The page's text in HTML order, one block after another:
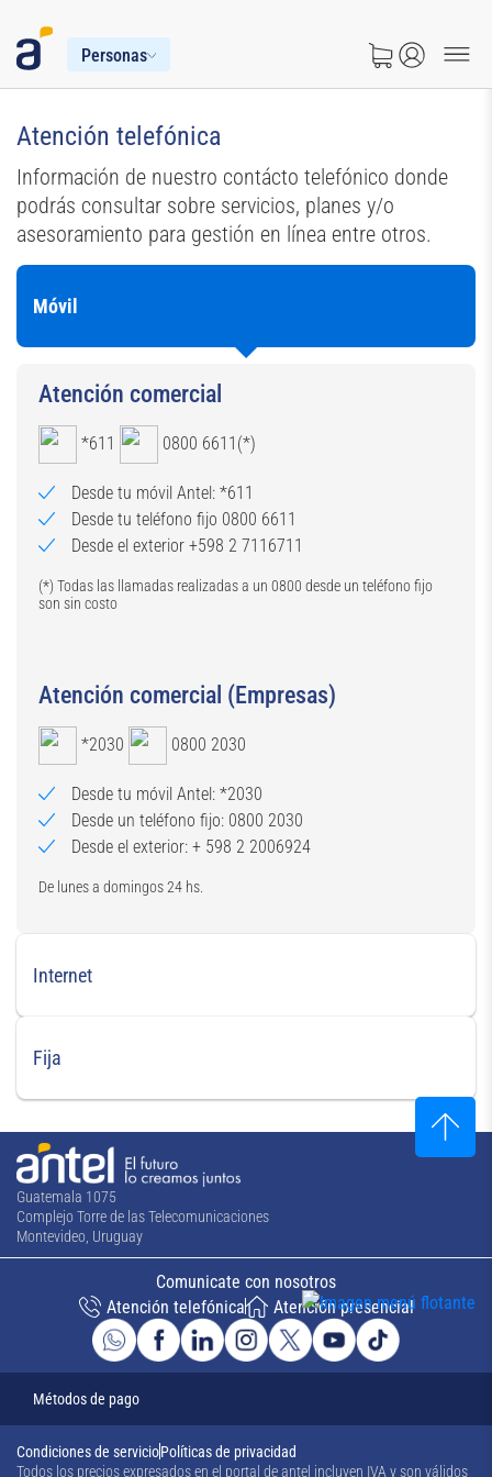
Personas
Atención telefónica
Información de nuestro contácto telefónico donde
podrás consultar sobre servicios, planes y/o
asesoramiento para gestión en línea entre otros.
Móvil
Atención comercial
*611 0800 6611(*)
Desde tu móvil Antel: *611
Desde tu teléfono fijo 0800 6611
Desde el exterior +598 2 7116711
(*) Todas las llamadas realizadas a un 0800 desde un teléfono fijo
son sin costo
Atención comercial (Empresas)
*2030 0800 2030
Desde tu móvil Antel: *2030
Desde un teléfono fijo: 0800 2030
Desde el exterior: + 598 2 2006924
De lunes a domingos 24 hs.
Internet
Fija
Guatemala 1075
Complejo Torre de las Telecomunicaciones
Montevideo, Uruguay
Comunicate con nosotros
Atención telefónica
Atención presencial
Métodos de pago
Todos los precios expresados en el portal de antel incluyen IVA y son válidos
Condiciones de servicioPolíticas de privacidad